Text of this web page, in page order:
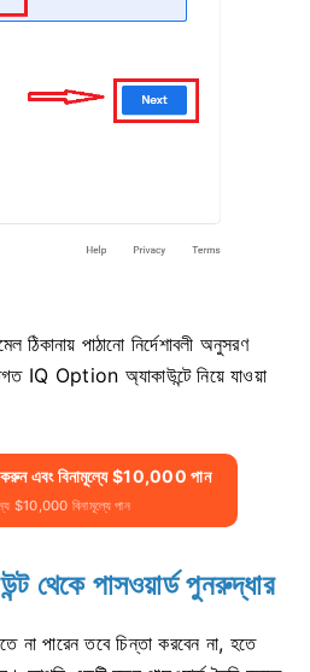
ঠিকানায় পাঠানো নির্দেশাবলী অনুসরণ
IQ Option অ্যাকাউন্টে নিয়ে যাওয়া
এবং বিনামূল্যে $10,000 পান
$10,000 বিনামূল্যে পান
থেকে পাসওয়ার্ড পুনরুদ্ধার
না পারেন তবে চিন্তা করবেন না, হতে